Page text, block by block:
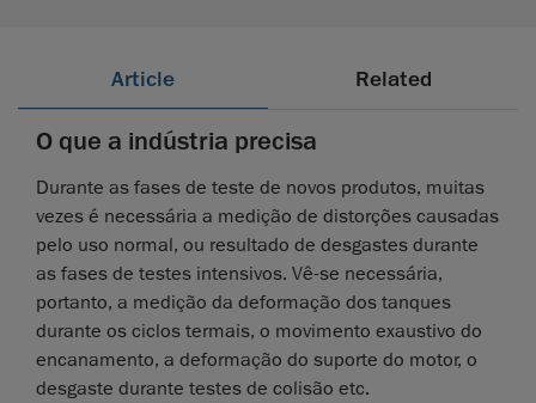
Article Related
O que a indústria precisa
Durante as fases de teste de novos produtos, muitas
vezes é necessária a medição de distorções causadas
pelo uso normal, ou resultado de desgastes durante
as fases de testes intensivos. Vê-se necessária,
portanto, a medição da deformação dos tanques
durante os ciclos termais, o movimento exaustivo do
encanamento, a deformação do suporte do motor, o
desgaste durante testes de colisão etc.